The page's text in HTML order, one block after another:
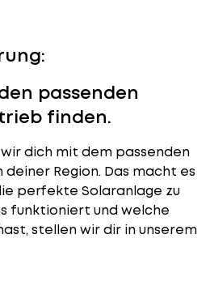
passenden
finden.
dich mit dem passenden
Region. Das macht es
perfekte Solaranlage zu
funktioniert und welche
stellen wir dir in unserem